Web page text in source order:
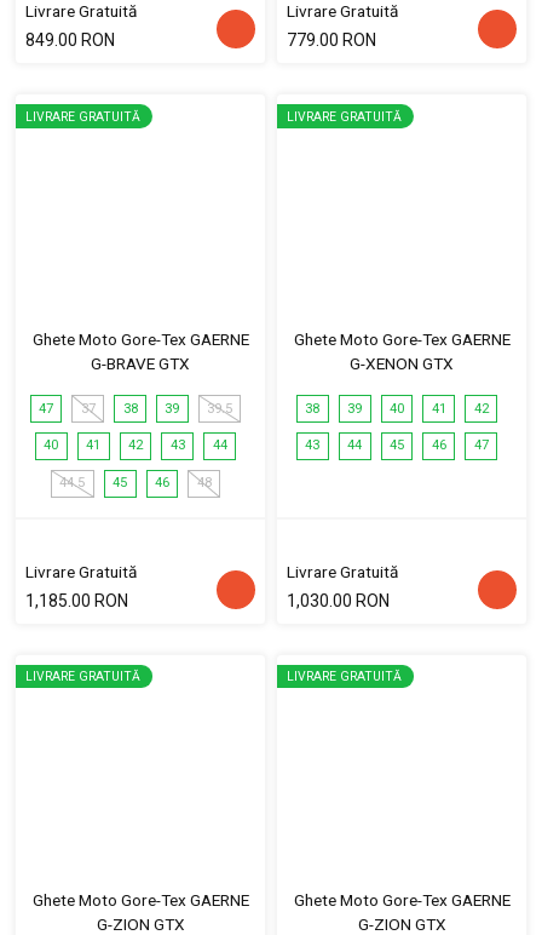
Livrare Gratuită
849.00 RON
Livrare Gratuită
779.00 RON
LIVRARE GRATUITĂ
Ghete Moto Gore-Tex GAERNE
G-BRAVE GTX
47 37 38 39 39.5
40 41 42 43 44
44.5 45 46 48
Livrare Gratuită
1,185.00 RON
LIVRARE GRATUITĂ
Ghete Moto Gore-Tex GAERNE
G-XENON GTX
38 39 40 41 42
43 44 45 46 47
Livrare Gratuită
1,030.00 RON
LIVRARE GRATUITĂ
Ghete Moto Gore-Tex GAERNE
G-ZION GTX
LIVRARE GRATUITĂ
Ghete Moto Gore-Tex GAERNE
G-ZION GTX